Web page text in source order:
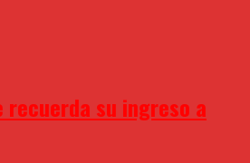
recuerda su ingreso a